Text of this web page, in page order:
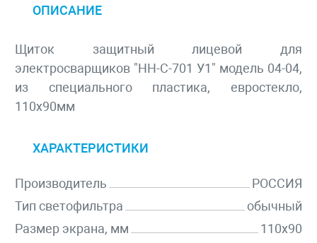
ОПИСАНИЕ
Щиток защитный лицевой для
электросварщиков "НН-С-701 У1" модель 04-04,
из специального пластика, евростекло,
110х90мм
ХАРАКТЕРИСТИКИ
Производитель
РОССИЯ
Тип светофильтра
обычный
Размер экрана, мм
110x90